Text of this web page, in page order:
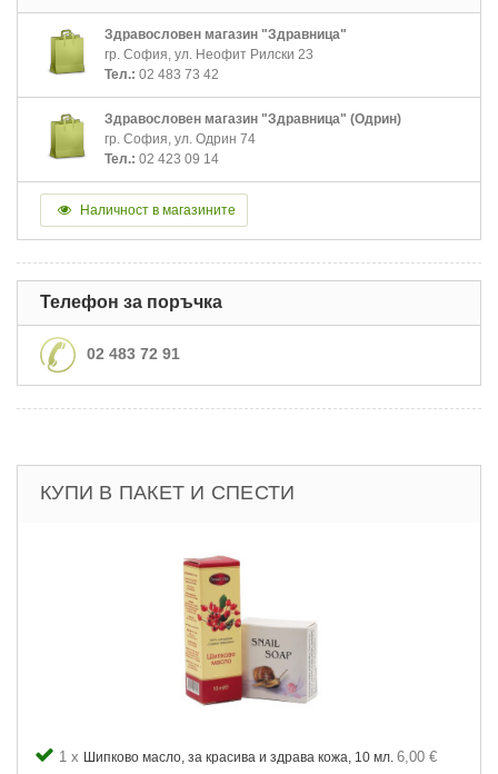
Здравословен магазин "Здравница"
гр. София, ул. Неофит Рилски 23
Тел.: 02 483 73 42
Здравословен магазин "Здравница" (Одрин)
гр. София, ул. Одрин 74
Тел.: 02 423 09 14
Наличност в магазините
Телефон за поръчка
02 483 72 91
КУПИ В ПАКЕТ И СПЕСТИ
1 x Шипково масло, за красива и здрава кожа, 10 мл. 6,00 €